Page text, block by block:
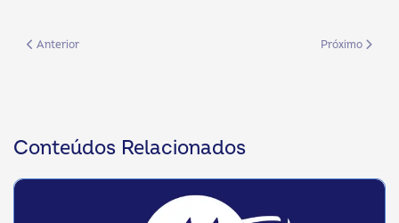
Artigo anterior: Cooperativismo mostra sua força estratégica na
Anterior Próximo
Próximo
Conteúdos Relacionados